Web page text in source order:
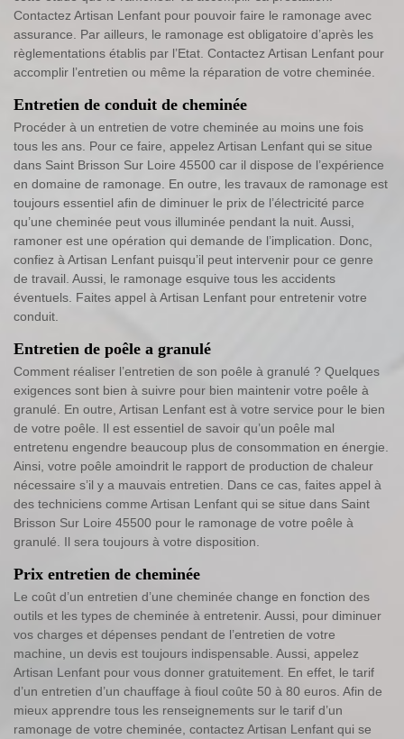
Contactez Artisan Lenfant pour pouvoir faire le ramonage avec
assurance. Par ailleurs, le ramonage est obligatoire d’après les
règlementations établis par l’Etat. Contactez Artisan Lenfant pour
accomplir l’entretien ou même la réparation de votre cheminée.
Entretien de conduit de cheminée
Procéder à un entretien de votre cheminée au moins une fois
tous les ans. Pour ce faire, appelez Artisan Lenfant qui se situe
dans Saint Brisson Sur Loire 45500 car il dispose de l’expérience
en domaine de ramonage. En outre, les travaux de ramonage est
toujours essentiel afin de diminuer le prix de l’électricité parce
qu’une cheminée peut vous illuminée pendant la nuit. Aussi,
ramoner est une opération qui demande de l’implication. Donc,
confiez à Artisan Lenfant puisqu’il peut intervenir pour ce genre
de travail. Aussi, le ramonage esquive tous les accidents
éventuels. Faites appel à Artisan Lenfant pour entretenir votre
conduit.
Entretien de poêle a granulé
Comment réaliser l’entretien de son poêle à granulé ? Quelques
exigences sont bien à suivre pour bien maintenir votre poêle à
granulé. En outre, Artisan Lenfant est à votre service pour le bien
de votre poêle. Il est essentiel de savoir qu’un poêle mal
entretenu engendre beaucoup plus de consommation en énergie.
Ainsi, votre poêle amoindrit le rapport de production de chaleur
nécessaire s’il y a mauvais entretien. Dans ce cas, faites appel à
des techniciens comme Artisan Lenfant qui se situe dans Saint
Brisson Sur Loire 45500 pour le ramonage de votre poêle à
granulé. Il sera toujours à votre disposition.
Prix entretien de cheminée
Le coût d’un entretien d’une cheminée change en fonction des
outils et les types de cheminée à entretenir. Aussi, pour diminuer
vos charges et dépenses pendant de l’entretien de votre
machine, un devis est toujours indispensable. Aussi, appelez
Artisan Lenfant pour vous donner gratuitement. En effet, le tarif
d’un entretien d’un chauffage à fioul coûte 50 à 80 euros. Afin de
mieux apprendre tous les renseignements sur le tarif d’un
ramonage de votre cheminée, contactez Artisan Lenfant qui se